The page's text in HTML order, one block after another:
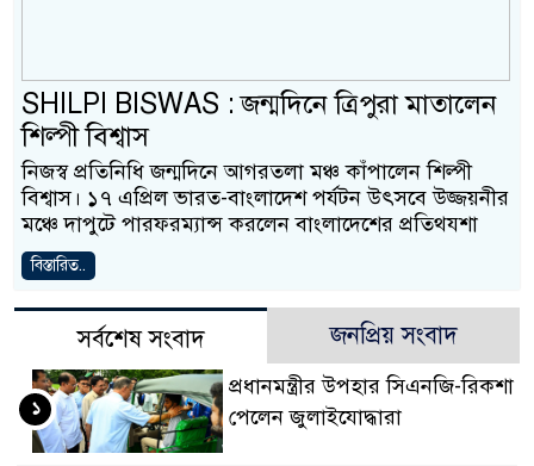
SHILPI BISWAS : জন্মদিনে ত্রিপুরা মাতালেন
শিল্পী বিশ্বাস
নিজস্ব প্রতিনিধি জন্মদিনে আগরতলা মঞ্চ কাঁপালেন শিল্পী
বিশ্বাস। ১৭ এপ্রিল ভারত-বাংলাদেশ পর্যটন উৎসবে উজ্জয়নীর
মঞ্চে দাপুটে পারফরম্যান্স করলেন বাংলাদেশের প্রতিথযশা
বিস্তারিত..
সর্বশেষ সংবাদ জনপ্রিয় সংবাদ
প্রধানমন্ত্রীর উপহার সিএনজি-রিকশা
পেলেন জুলাইযোদ্ধারা
১